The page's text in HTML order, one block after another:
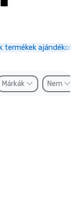
termékek ajándékok
Márkák Nem